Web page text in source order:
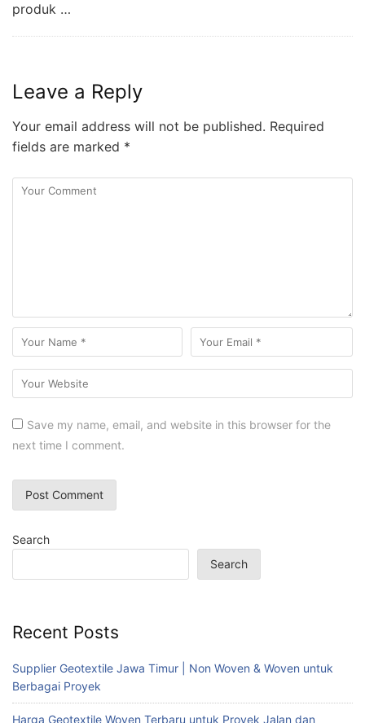
produk …
Leave a Reply
Your email address will not be published. Required
fields are marked *
Save my name, email, and website in this browser for the
next time I comment.
Search
Search
Recent Posts
Supplier Geotextile Jawa Timur | Non Woven & Woven untuk
Berbagai Proyek
Harga Geotextile Woven Terbaru untuk Proyek Jalan dan